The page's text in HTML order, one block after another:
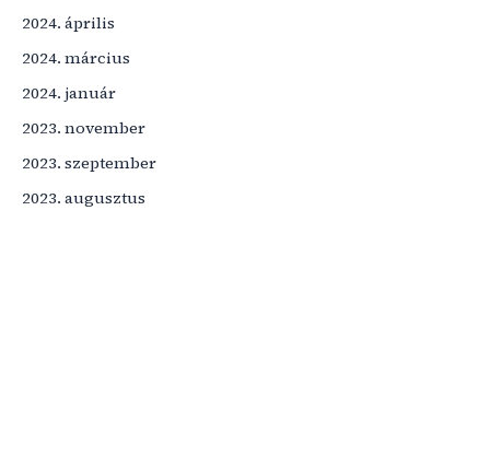
2024. április
2024. március
2024. január
2023. november
2023. szeptember
2023. augusztus